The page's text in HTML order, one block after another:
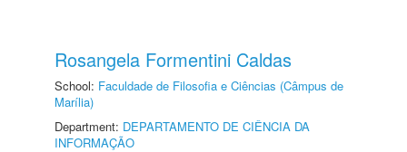
Rosangela Formentini Caldas
School: Faculdade de Filosofia e Ciências (Câmpus de
Marília)
Department: DEPARTAMENTO DE CIÊNCIA DA
INFORMAÇÃO